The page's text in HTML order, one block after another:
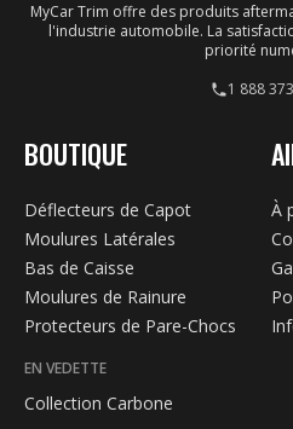
MyCar Trim offre des produits
l'industrie automobile. La
priorité
1 888
BOUTIQUE
Déflecteurs de Capot
Moulures Latérales
Bas de Caisse
Moulures de Rainure
Protecteurs de Pare-Chocs
EN VEDETTE
Collection Carbone
À